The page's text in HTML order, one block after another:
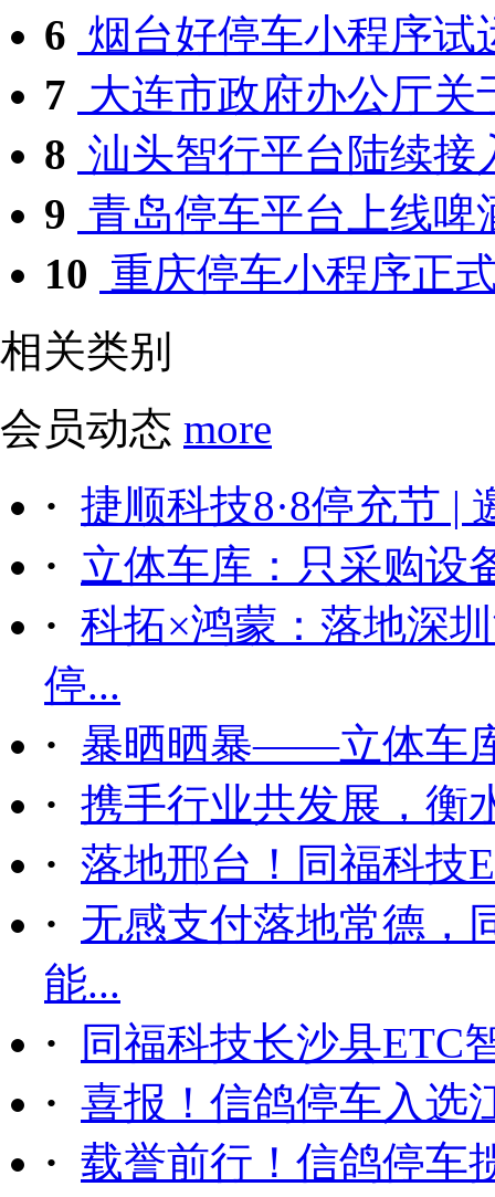
6 烟台好停车小程序试
7 大连市政府办公厅关
8 汕头智行平台陆续接
9 青岛停车平台上线啤
10 重庆停车小程序正
相关类别
会员动态 more
· 捷顺科技8·8停充节 |
· 立体车库：只采购设
· 科拓×鸿蒙：落地深
停...
· 暴晒晒暴——立体车
· 携手行业共发展，衡
· 落地邢台！同福科技
· 无感支付落地常德，
能...
·
同福科技长沙县ETC
· 喜报！信鸽停车入选
· 载誉前行！信鸽停车